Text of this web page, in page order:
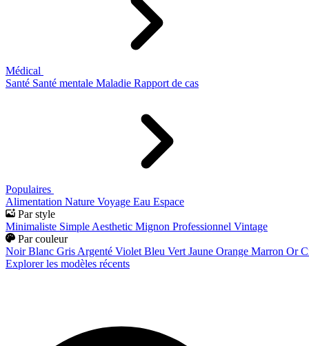
Médical
Santé Santé mentale Maladie Rapport de cas
Populaires
Alimentation Nature Voyage Eau Espace
Par style
Minimaliste Simple Aesthetic Mignon Professionnel Vintage
Par couleur
Noir Blanc Gris Argenté Violet Bleu Vert Jaune Orange Marron Or
Explorer les modèles récents